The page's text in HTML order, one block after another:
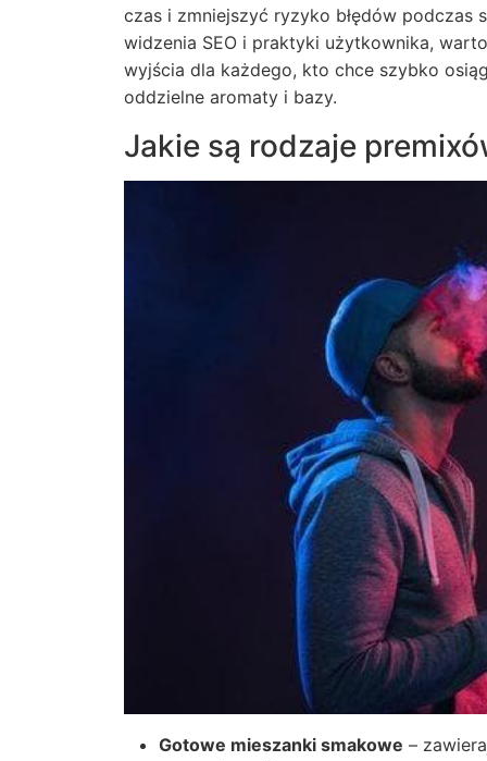
czas i zmniejszyć ryzyko błędów podczas
widzenia SEO i praktyki użytkownika,
wyjścia dla każdego, kto chce szybko
oddzielne aromaty i bazy.
Jakie są rodzaje
Gotowe mieszanki smakowe –